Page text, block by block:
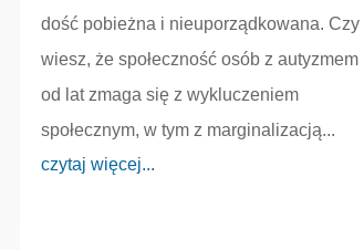
dość pobieżna i nieuporządkowana. Czy
wiesz, że społeczność osób z autyzmem
od lat zmaga się z wykluczeniem
społecznym, w tym z marginalizacją...
czytaj więcej...